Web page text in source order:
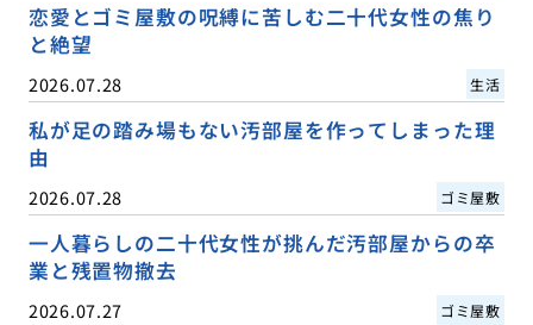
恋愛とゴミ屋敷の呪縛に苦しむ二十代女性の焦り
と絶望
2026.07.28 生活
私が足の踏み場もない汚部屋を作ってしまった理
由
2026.07.28 ゴミ屋敷
一人暮らしの二十代女性が挑んだ汚部屋からの卒
業と残置物撤去
2026.07.27 ゴミ屋敷